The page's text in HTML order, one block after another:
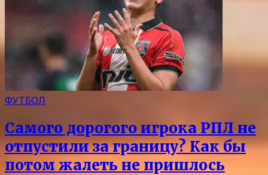
ФУТБОЛ
Самого дорогого игрока РПЛ не
отпустили за границу? Как бы
потом жалеть не пришлось